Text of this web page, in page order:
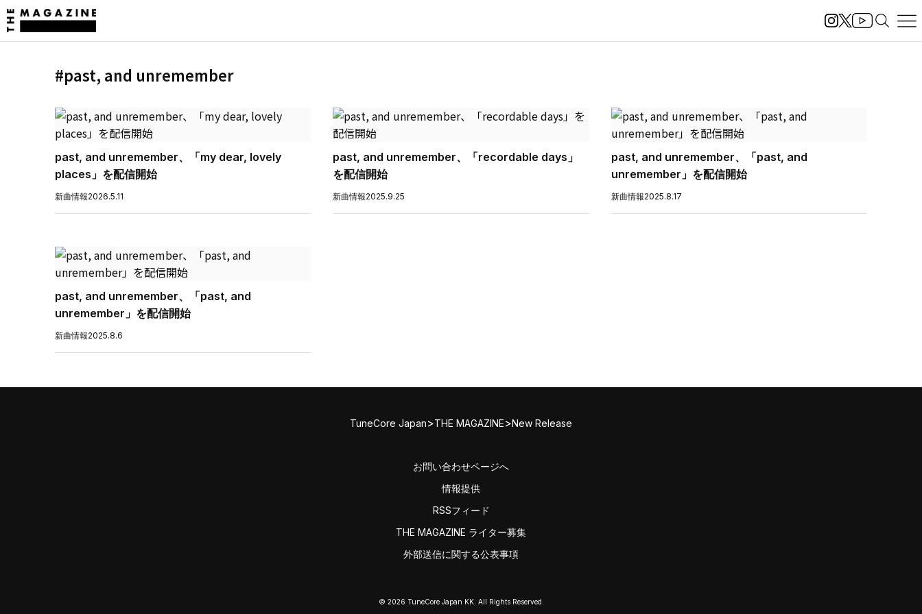
#past, and unremember
past, and unremember、「my dear, lovely
places」を配信開始
新曲情報2026.5.11
past, and unremember、「recordable days」
を配信開始
新曲情報2025.9.25
past, and unremember、「past, and
unremember」を配信開始
新曲情報2025.8.17
past, and unremember、「past, and
unremember」を配信開始
新曲情報2025.8.6
TuneCore Japan>THE MAGAZINE>New Release
お問い合わせページへ
情報提供
RSSフィード
THE MAGAZINE ライター募集
外部送信に関する公表事項
© 2026 TuneCore Japan KK. All Rights Reserved.